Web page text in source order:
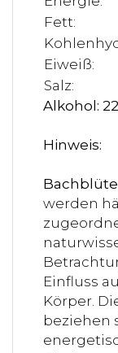
Fett:
Eiweiß:
Salz:
Alkohol:
Hinweis:
werden
Einfluss
Körper.
beziehen